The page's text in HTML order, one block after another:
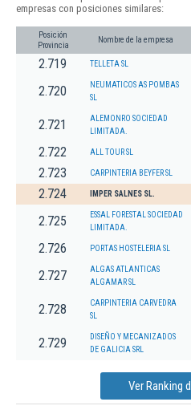
empresas con posiciones similares:
Posición
Provincia
Nombre de la empresa
2.719 TELLETA SL
2.720
NEUMATICOS AS POMBAS
SL
2.721
ALEMONRO SOCIEDAD
LIMITADA.
2.722 ALL TOUR SL
2.723 CARPINTERIA BEYFER SL
2.724 IMPER SALNES SL.
2.725
ESSAL FORESTAL SOCIEDAD
LIMITADA.
2.726 PORTAS HOSTELERIA SL
2.727
ALGAS ATLANTICAS
ALGAMAR SL
2.728
CARPINTERIA CARVEDRA
SL
2.729
DISEÑO Y MECANIZADOS
DE GALICIA SRL
Ver Ranking